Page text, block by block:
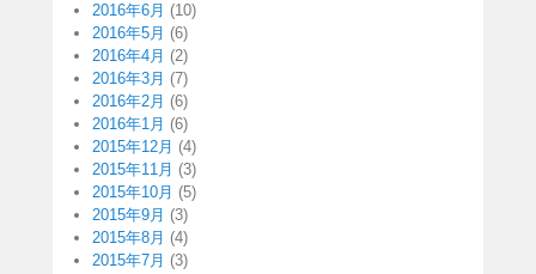
2016年6月 (10)
2016年5月 (6)
2016年4月 (2)
2016年3月 (7)
2016年2月 (6)
2016年1月 (6)
2015年12月 (4)
2015年11月 (3)
2015年10月 (5)
2015年9月 (3)
2015年8月 (4)
2015年7月 (3)